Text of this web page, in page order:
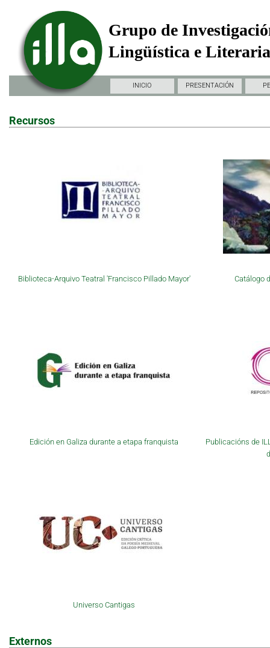
Grupo de
Lingüística e
INICIO PRESENTACIÓN
Recursos
Biblioteca-Arquivo Teatral 'Francisco Pillado Mayor' Catálogo
Edición en Galiza durante a etapa franquista
Publicacións de
Universo Cantigas
Externos